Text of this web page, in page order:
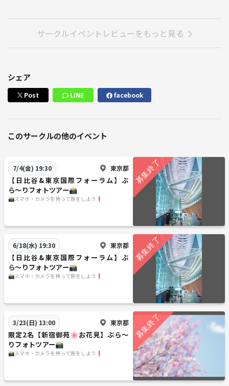
サークルイベントレビューをもっと見る
シェア
Post LINE facebook
このサークルの他のイベント
7/4(金) 19:30 東京都
【日比谷&東京国際フォーラム】ぶ
ら〜りフォトツアー📸
📸スマホ・カメラを持って旅をしよう❗️
6/18(水) 19:30 東京都
【日比谷&東京国際フォーラム】ぶ
ら〜りフォトツアー📸
📸スマホ・カメラを持って旅をしよう❗️
3/23(日) 13:00 東京都
限定2名【新宿御苑🌸お花見】ぶら〜
りフォトツアー📸
📸スマホ・カメラを持って旅をしよう❗️